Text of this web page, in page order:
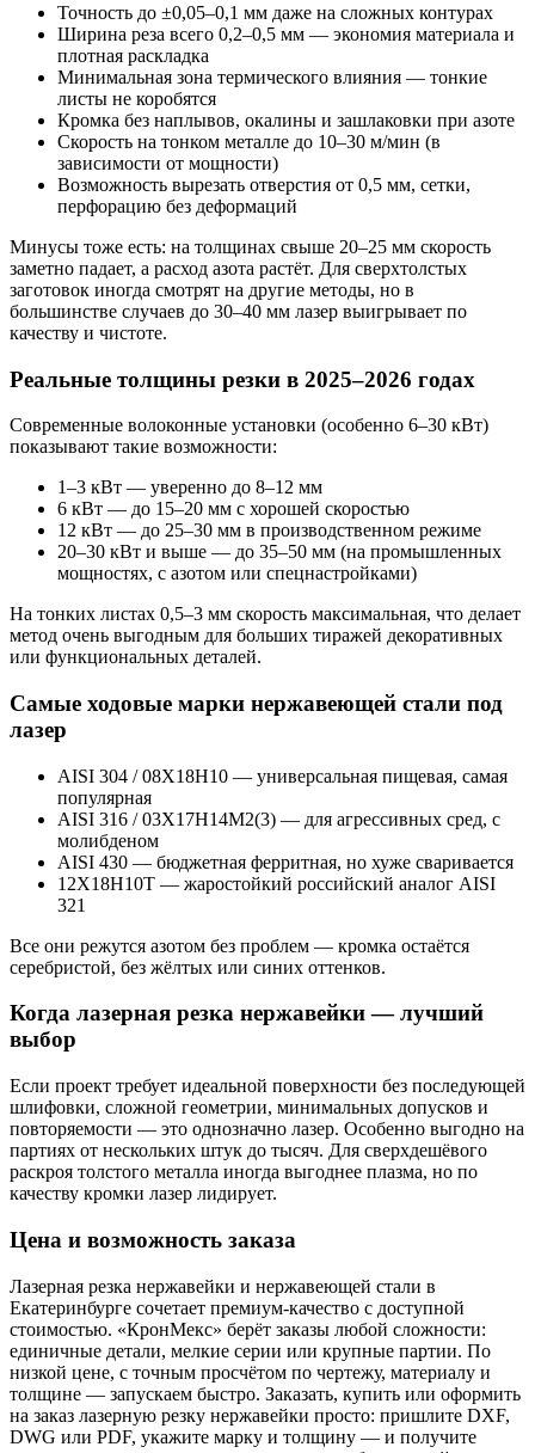
Точность до ±0,05–0,1 мм даже на сложных контурах
Ширина реза всего 0,2–0,5 мм — экономия материала и
плотная раскладка
Минимальная зона термического влияния — тонкие
листы не коробятся
Кромка без наплывов, окалины и зашлаковки при азоте
Скорость на тонком металле до 10–30 м/мин (в
зависимости от мощности)
Возможность вырезать отверстия от 0,5 мм, сетки,
перфорацию без деформаций
Минусы тоже есть: на толщинах свыше 20–25 мм скорость
заметно падает, а расход азота растёт. Для сверхтолстых
заготовок иногда смотрят на другие методы, но в
большинстве случаев до 30–40 мм лазер выигрывает по
качеству и чистоте.
Реальные толщины резки в 2025–2026 годах
Современные волоконные установки (особенно 6–30 кВт)
показывают такие возможности:
1–3 кВт — уверенно до 8–12 мм
6 кВт — до 15–20 мм с хорошей скоростью
12 кВт — до 25–30 мм в производственном режиме
20–30 кВт и выше — до 35–50 мм (на промышленных
мощностях, с азотом или спецнастройками)
На тонких листах 0,5–3 мм скорость максимальная, что делает
метод очень выгодным для больших тиражей декоративных
или функциональных деталей.
Самые ходовые марки нержавеющей стали под
лазер
AISI 304 / 08Х18Н10 — универсальная пищевая, самая
популярная
AISI 316 / 03Х17Н14М2(3) — для агрессивных сред, с
молибденом
AISI 430 — бюджетная ферритная, но хуже сваривается
12Х18Н10Т — жаростойкий российский аналог AISI
321
Все они режутся азотом без проблем — кромка остаётся
серебристой, без жёлтых или синих оттенков.
Когда лазерная резка нержавейки — лучший
выбор
Если проект требует идеальной поверхности без последующей
шлифовки, сложной геометрии, минимальных допусков и
повторяемости — это однозначно лазер. Особенно выгодно на
партиях от нескольких штук до тысяч. Для сверхдешёвого
раскроя толстого металла иногда выгоднее плазма, но по
качеству кромки лазер лидирует.
Цена и возможность заказа
Лазерная резка нержавейки и нержавеющей стали в
Екатеринбурге сочетает премиум-качество с доступной
стоимостью. «КронМекс» берёт заказы любой сложности:
единичные детали, мелкие серии или крупные партии. По
низкой цене, с точным просчётом по чертежу, материалу и
толщине — запускаем быстро. Заказать, купить или оформить
на заказ лазерную резку нержавейки просто: пришлите DXF,
DWG или PDF, укажите марку и толщину — и получите